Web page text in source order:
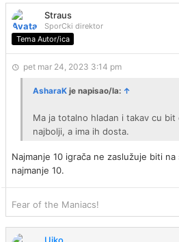
Straus
SporCki direktor
Tema Autor/ica
pet mar 24, 2023 3:14 pm
AsharaK je napisao/la: ↑
Ma ja totalno hladan i takav cu
najbolji, a ima ih dosta.
Najmanje 10 igrača ne zaslužuje biti
najmanje 10.
Fear of the Maniacs!
Ujko